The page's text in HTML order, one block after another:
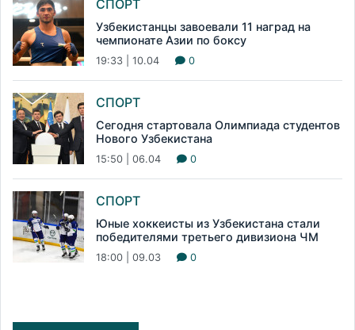
СПОРТ
Узбекистанцы завоевали 11 наград на
чемпионате Азии по боксу
19:33 | 10.04 0
СПОРТ
Сегодня стартовала Олимпиада студентов
Нового Узбекистана
15:50 | 06.04 0
СПОРТ
Юные хоккеисты из Узбекистана стали
победителями третьего дивизиона ЧМ
18:00 | 09.03 0